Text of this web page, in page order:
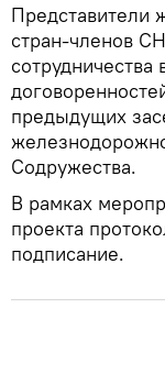
Представители
стран-членов
предыдущих
Содружества.
В рамках
проекта
подписание.